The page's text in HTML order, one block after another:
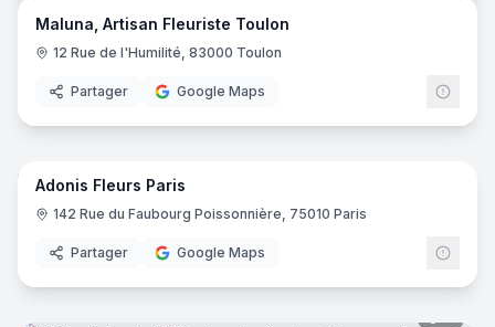
Maluna, Artisan Fleuriste Toulon
12 Rue de l'Humilité, 83000 Toulon
Partager Google Maps
7
Adonis Fleurs Paris
142 Rue du Faubourg Poissonnière, 75010 Paris
Partager Google Maps